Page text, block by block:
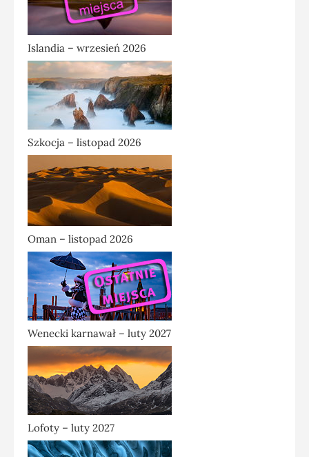
Islandia – wrzesień 2026
Szkocja – listopad 2026
Oman – listopad 2026
Wenecki karnawał – luty 2027
Lofoty – luty 2027